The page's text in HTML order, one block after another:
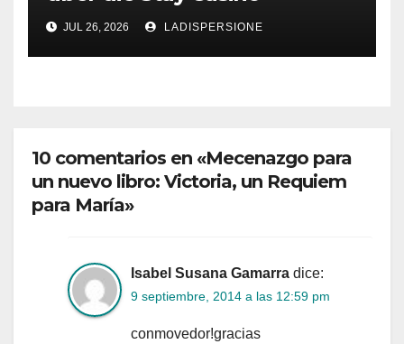
Bonusbedingungen
JUL 26, 2026 LADISPERSIONE
10 comentarios en «Mecenazgo para
un nuevo libro: Victoria, un Requiem
para María»
Isabel Susana Gamarra dice:
9 septiembre, 2014 a las 12:59 pm
conmovedor!gracias